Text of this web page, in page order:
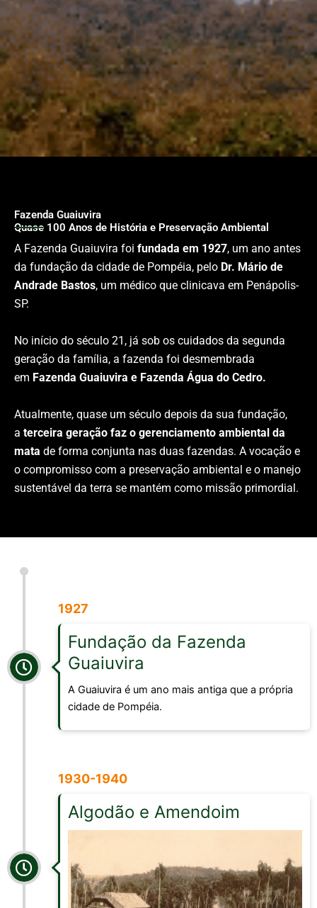
Fazenda Guaiuvira
Quase 100 Anos de História e Preservação Ambiental
A Fazenda Guaiuvira foi fundada em 1927, um ano antes
da fundação da cidade de Pompéia, pelo Dr. Mário de
Andrade Bastos, um médico que clinicava em Penápolis-
SP.
No início do século 21, já sob os cuidados da segunda
geração da família, a fazenda foi desmembrada
em Fazenda Guaiuvira e Fazenda Água do Cedro.
Atualmente, quase um século depois da sua fundação,
a terceira geração faz o gerenciamento ambiental da
mata de forma conjunta nas duas fazendas. A vocação e
o compromisso com a preservação ambiental e o manejo
sustentável da terra se mantém como missão primordial.
1927
Fundação da Fazenda
Guaiuvira
A Guaiuvira é um ano mais antiga que a própria
cidade de Pompéia.
1930-1940
Algodão e Amendoim